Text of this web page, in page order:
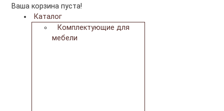
Ваша корзина пуста!
Каталог
Комплектующие для
мебели